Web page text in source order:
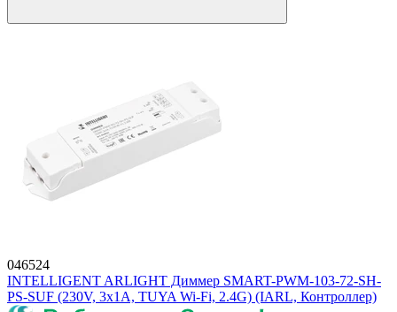
046524
INTELLIGENT ARLIGHT Диммер SMART-PWM-103-72-SH-
PS-SUF (230V, 3x1A, TUYA Wi-Fi, 2.4G) (IARL, Контроллер)